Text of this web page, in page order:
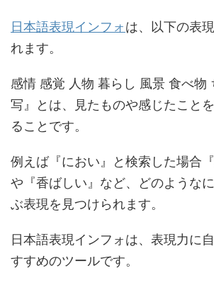
日本語表現インフォは、以下の表
れます。
感情 感覚 人物 暮らし 風景 食べ物
写』とは、見たものや感じたこと
ることです。
例えば『におい』と検索した場合
や『香ばしい』など、どのような
ぶ表現を見つけられます。
日本語表現インフォは、表現力に
すすめのツールです。